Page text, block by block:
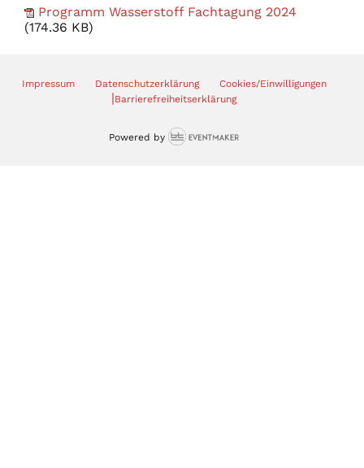
Programm Wasserstoff Fachtagung 2024
(174.36 KB)
Impressum Datenschutzerklärung Cookies/Einwilligungen
|Barrierefreiheitserklärung
Powered by